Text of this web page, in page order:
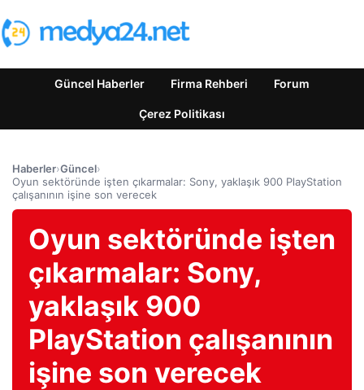
Güncel Haberler Firma Rehberi Forum
Çerez Politikası
Haberler›Güncel›
Oyun sektöründe işten çıkarmalar: Sony, yaklaşık 900 PlayStation
çalışanının işine son verecek
Oyun sektöründe işten
çıkarmalar: Sony,
yaklaşık 900
PlayStation çalışanının
işine son verecek